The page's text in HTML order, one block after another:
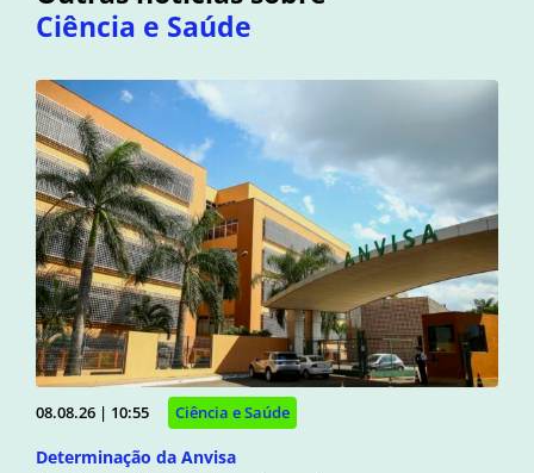
Ciência e Saúde
08.08.26 | 10:55 Ciência e Saúde
Determinação da Anvisa